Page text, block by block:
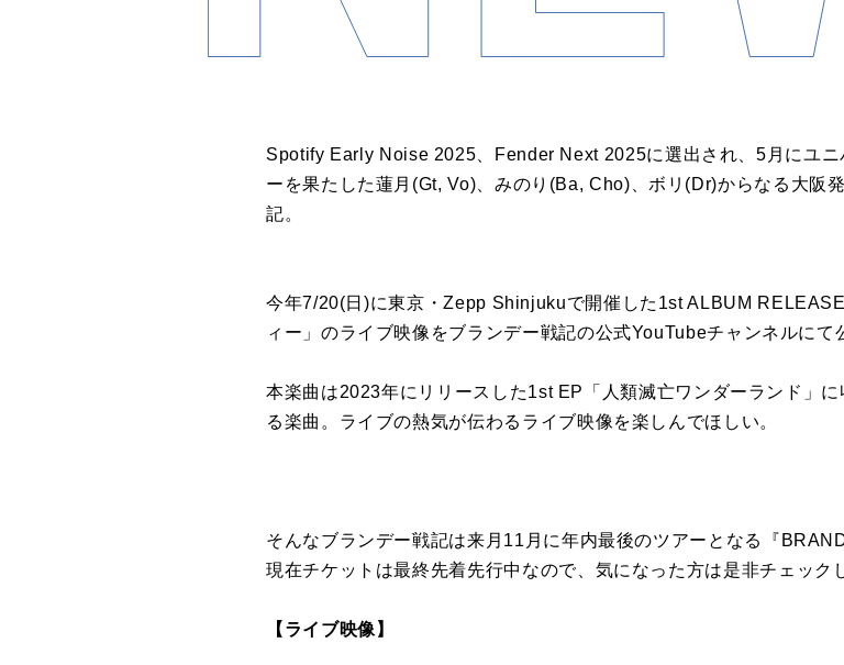
Spotify Early Noise 2025、Fender Next 2025に選出され、5月にユニ
ーを果たした蓮月(Gt, Vo)、みのり(Ba, Cho)、ボリ(Dr)からなる大阪
記。
今年7/20(日)に東京・Zepp Shinjukuで開催した1st ALBUM
ィー」のライブ映像をブランデー戦記の公式YouTubeチャンネルにて
本楽曲は2023年にリリースした1st EP「人類滅亡ワンダーランド」
る楽曲。ライブの熱気が伝わるライブ映像を楽しんでほしい。
そんなブランデー戦記は来月11月に年内最後のツアーとなる『
現在チケットは最終先着先行中なので、気になった方は是非チェック
【ライブ映像】